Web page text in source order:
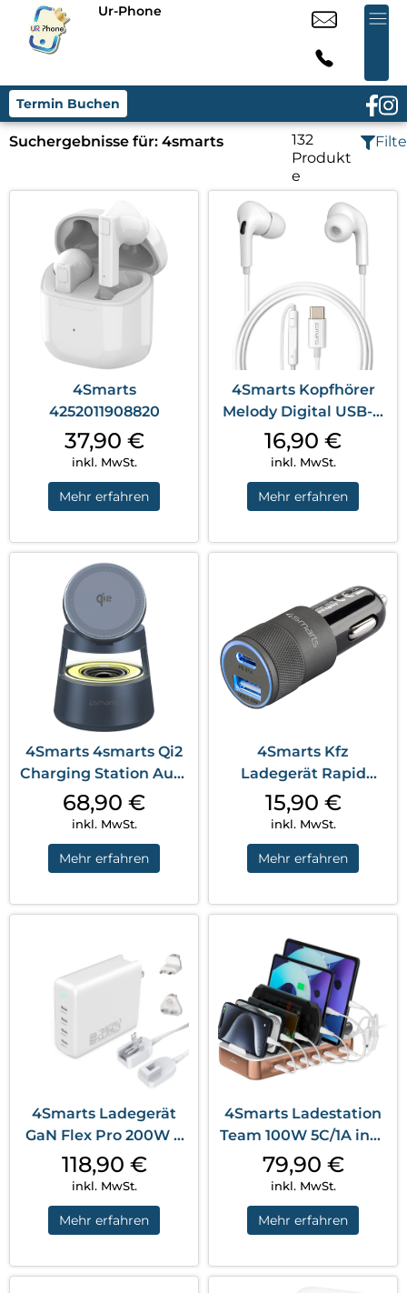
Ur-Phone
Termin Buchen
Suchergebnisse für: 4smarts
132
Produkt
e
4Smarts
4252011908820
37,90 €
inkl. MwSt.
Mehr erfahren
4Smarts Kopfhörer
Melody Digital USB-C
Weiß
16,90 €
inkl. MwSt.
Mehr erfahren
4Smarts 4smarts Qi2
Charging Station Aura
Sound Sp...
68,90 €
inkl. MwSt.
Mehr erfahren
4Smarts Kfz
Ladegerät Rapid
Schwarz
15,90 €
inkl. MwSt.
Mehr erfahren
4Smarts Ladegerät
GaN Flex Pro 200W 4
USB-C Travel...
118,90 €
inkl. MwSt.
Mehr erfahren
4Smarts Ladestation
Team 100W 5C/1A inkl.
6 Kabel...
79,90 €
inkl. MwSt.
Mehr erfahren